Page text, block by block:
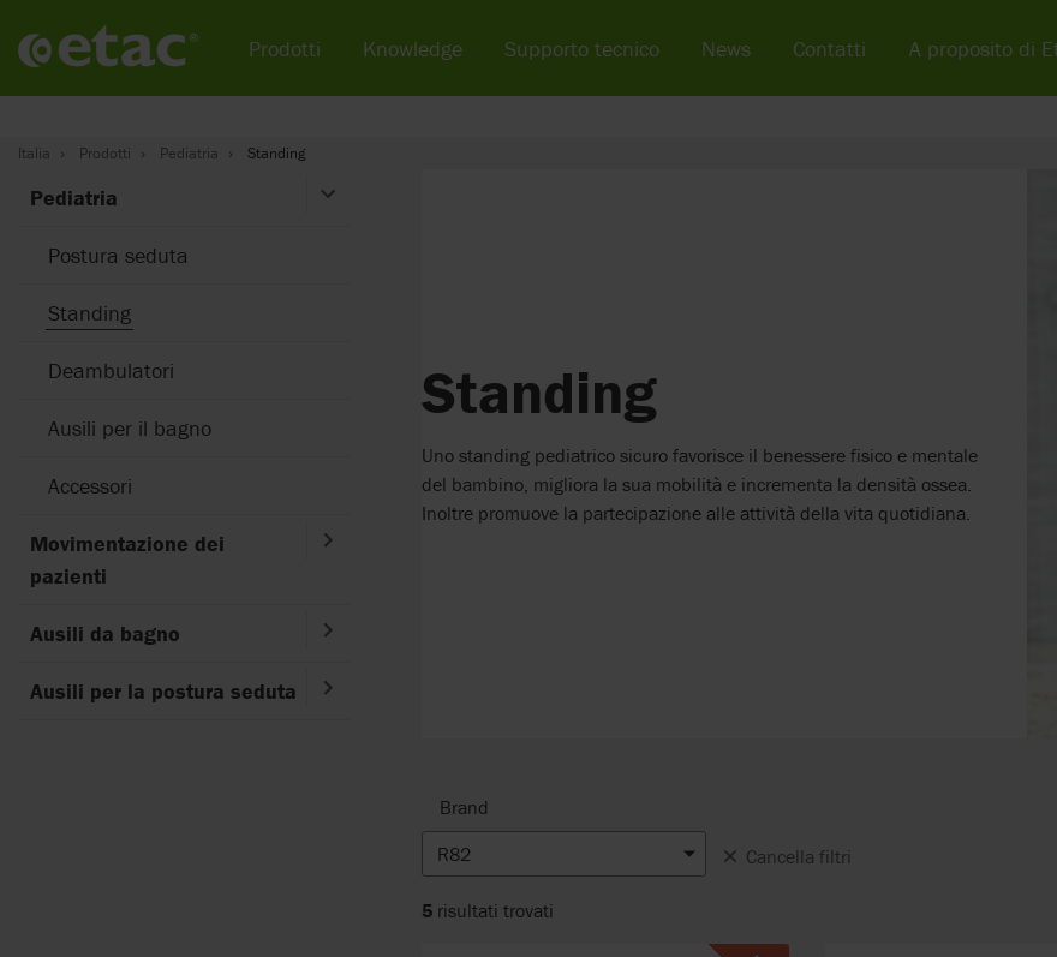
Italia Prodotti Pediatria Standing
Pediatria
Postura seduta
Standing
Deambulatori
Ausili per il bagno
Accessori
Movimentazione dei
pazienti
Ausili da bagno
Ausili per la postura seduta
Standing
Uno standing pediatrico sicuro favorisce il benessere fisico e mentale
del bambino, migliora la sua mobilità e incrementa la densità ossea.
Inoltre promuove la partecipazione alle attività della vita quotidiana.
Brand
R82
Cancella filtri
5 risultati trovati
Prodotti Knowledge Supporto tecnico News Contatti A proposito di